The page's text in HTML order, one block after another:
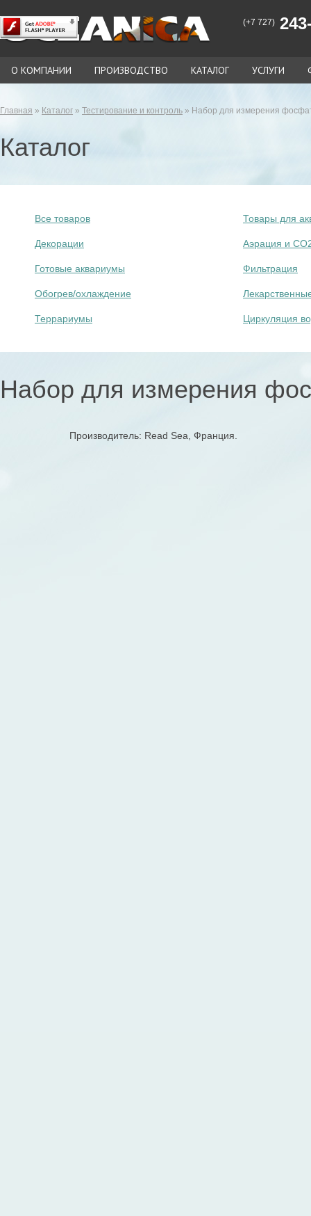
(+7 727)
О КОМПАНИИ ПРОИЗВОДСТВО КАТАЛОГ УСЛУГИ
Главная » Каталог » Тестирование и контроль » Набор для измерения
Каталог
Все товаров Товары для
Декорации Аэрация и
Готовые аквариумы Фильтрация
Обогрев/охлаждение
Террариумы Циркуляция
Набор для измерения
Производитель: Read Sea, Франция.